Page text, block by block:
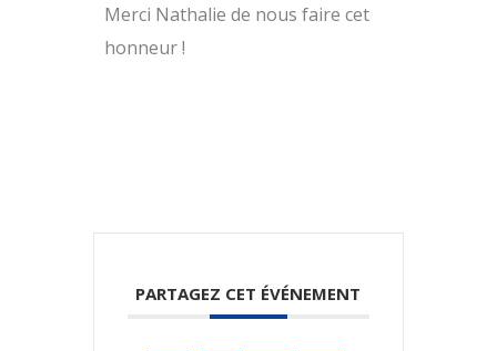
Merci Nathalie de nous faire cet
honneur !
PARTAGEZ CET ÉVÉNEMENT